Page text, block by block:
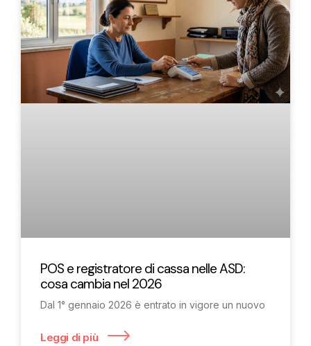
POS e registratore di cassa nelle ASD:
cosa cambia nel 2026
Dal 1° gennaio 2026 è entrato in vigore un nuovo
Leggi di più